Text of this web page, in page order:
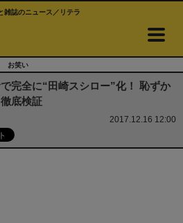
誌のニュース／リテラ
お笑い
完全に“田崎スシロー”化！ 恥ずか
底検証
2017.12.16 12:00